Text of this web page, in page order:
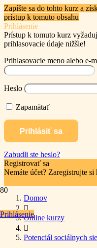
Zapíšte sa do tohto kurz a
prístup k tomuto obsahu
Prihlásenie
Prístup k tomuto kurz
prihlasovacie údaje nižšie!
Prihlasovacie meno alebo e-
Heslo
Zapamätať
Zabudli ste heslo?
Registrovať sa
Nemáte účet? Zaregistrujte si
Prihlásenie
Domov
Online kurzy
Potenciál sociálnych